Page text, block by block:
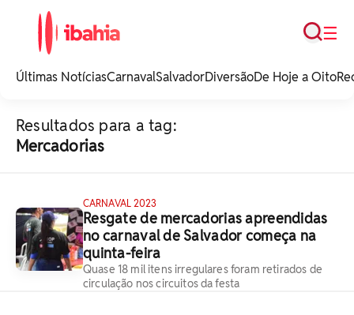
noticias e
☰
Busca
Últimas NotíciasCarnavalSalvadorDiversãoDe Hoje a Oito
Resultados para a tag:
Mercadorias
CARNAVAL 2023
Resgate de mercadorias apreendidas
no carnaval de Salvador começa na
quinta-feira
Quase 18 mil itens irregulares foram retirados de
circulação nos circuitos da festa